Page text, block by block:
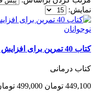
نمایش:
کتاب 40 تمرین برای افزایش اعتماد به نفس در کودکان و نوجوانان
کتاب درمانی
449,100 تومان 499,000 تومان